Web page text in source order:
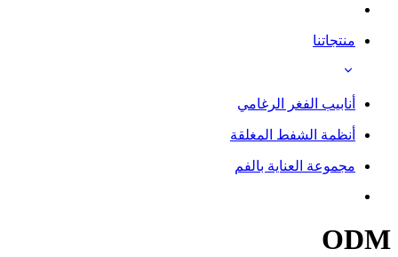
منتجاتنا
أنابيب الفغر الرغامي
أنظمة الشفط المغلقة
مجموعة العناية بالفم
ODM